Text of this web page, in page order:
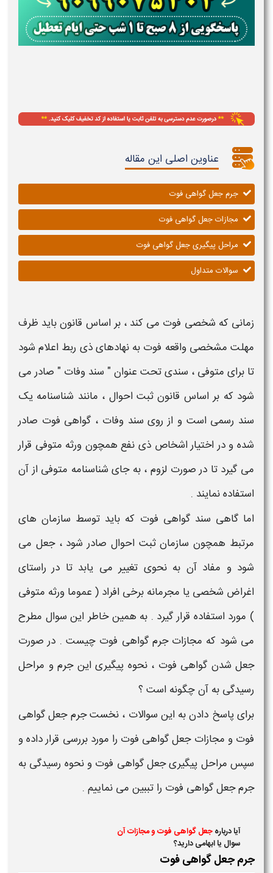
عناوین اصلی این مقاله
جرم جعل گواهی فوت
مجازات جعل گواهی فوت
مراحل پیگیری جعل گواهی فوت
سوالات متداول
زمانی که شخصی فوت می کند ، بر اساس قانون باید ظرف
مهلت مشخصی واقعه فوت به نهادهای ذی ربط اعلام شود
تا برای متوفی ، سندی تحت عنوان " سند وفات " صادر می
شود که بر اساس قانون ثبت احوال ، مانند شناسنامه یک
سند رسمی است و از روی سند وفات ، گواهی فوت صادر
شده و در اختیار اشخاص ذی نفع همچون ورثه متوفی قرار
می گیرد تا در صورت لزوم ، به جای شناسنامه متوفی از آن
استفاده نمایند .
اما گاهی سند گواهی فوت که باید توسط سازمان های
مرتبط همچون سازمان ثبت احوال صادر شود ،جعل می
شود و مفاد آن به نحوی تغییر می یابد تا در راستای
اغراض شخصی یا مجرمانه برخی افراد ( عموما ورثه متوفی
) مورد استفاده قرار گیرد . به همین خاطر این سوال مطرح
می شود که مجازات جرم گواهی فوت چیست . در صورت
جعل شدن گواهی فوت ، نحوه پیگیری اینجرمو مراحل
رسیدگی به آن چگونه است ؟
برای پاسخ دادن به این سوالات ، نخستجرم جعل گواهی
فوتو مجازات جعل گواهی فوت را مورد بررسی قرار داده و
سپس مراحل پیگیری جعل گواهی فوت ونحوه رسیدگی به
جرم جعل گواهی فوت را تببین می نماییم .
آیا دربارهجعل گواهی فوت و مجازات آن
سوال یا ابهامی دارید؟
جرم جعل گواهی فوت